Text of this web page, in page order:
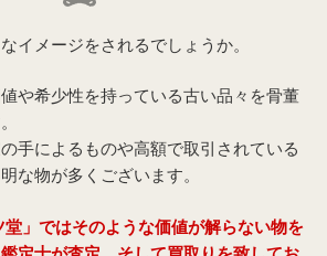
イメージをされるでしょうか。
や希少性を持っている古い品々を骨董
手によるものや高額で取引されている
な物が多くございます。
堂」ではそのような価値が解らない物を